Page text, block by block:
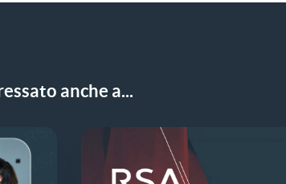
anche a...